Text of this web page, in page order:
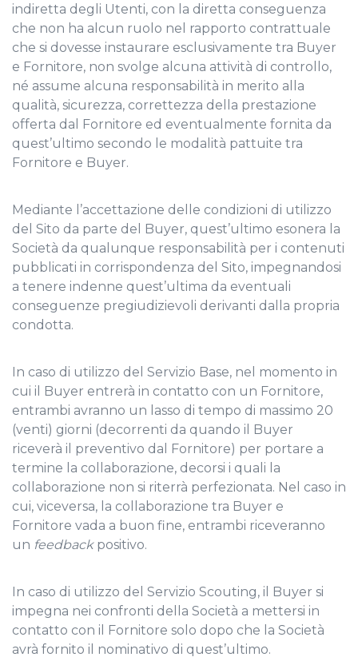
indiretta degli Utenti, con la diretta conseguenza
che non ha alcun ruolo nel rapporto contrattuale
che si dovesse instaurare esclusivamente tra Buyer
e Fornitore, non svolge alcuna attività di controllo,
né assume alcuna responsabilità in merito alla
qualità, sicurezza, correttezza della prestazione
offerta dal Fornitore ed eventualmente fornita da
quest’ultimo secondo le modalità pattuite tra
Fornitore e Buyer.
Mediante l’accettazione delle condizioni di utilizzo
del Sito da parte del Buyer, quest’ultimo esonera la
Società da qualunque responsabilità per i contenuti
pubblicati in corrispondenza del Sito, impegnandosi
a tenere indenne quest’ultima da eventuali
conseguenze pregiudizievoli derivanti dalla propria
condotta.
In caso di utilizzo del Servizio Base, nel momento in
cui il Buyer entrerà in contatto con un Fornitore,
entrambi avranno un lasso di tempo di massimo 20
(venti) giorni (decorrenti da quando il Buyer
riceverà il preventivo dal Fornitore) per portare a
termine la collaborazione, decorsi i quali la
collaborazione non si riterrà perfezionata. Nel caso in
cui, viceversa, la collaborazione tra Buyer e
Fornitore vada a buon fine, entrambi riceveranno
un feedbackpositivo.
In caso di utilizzo del Servizio Scouting, il Buyer si
impegna nei confronti della Società a mettersi in
contatto con il Fornitore solo dopo che la Società
avrà fornito il nominativo di quest’ultimo.